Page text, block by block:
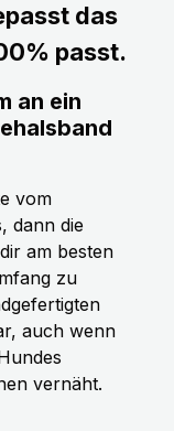
das
passt.
an ein
vom
dann die
am besten
zu
auch wenn
vernäht.